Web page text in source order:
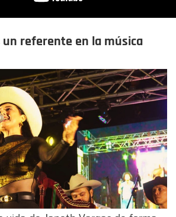
un referente en la música